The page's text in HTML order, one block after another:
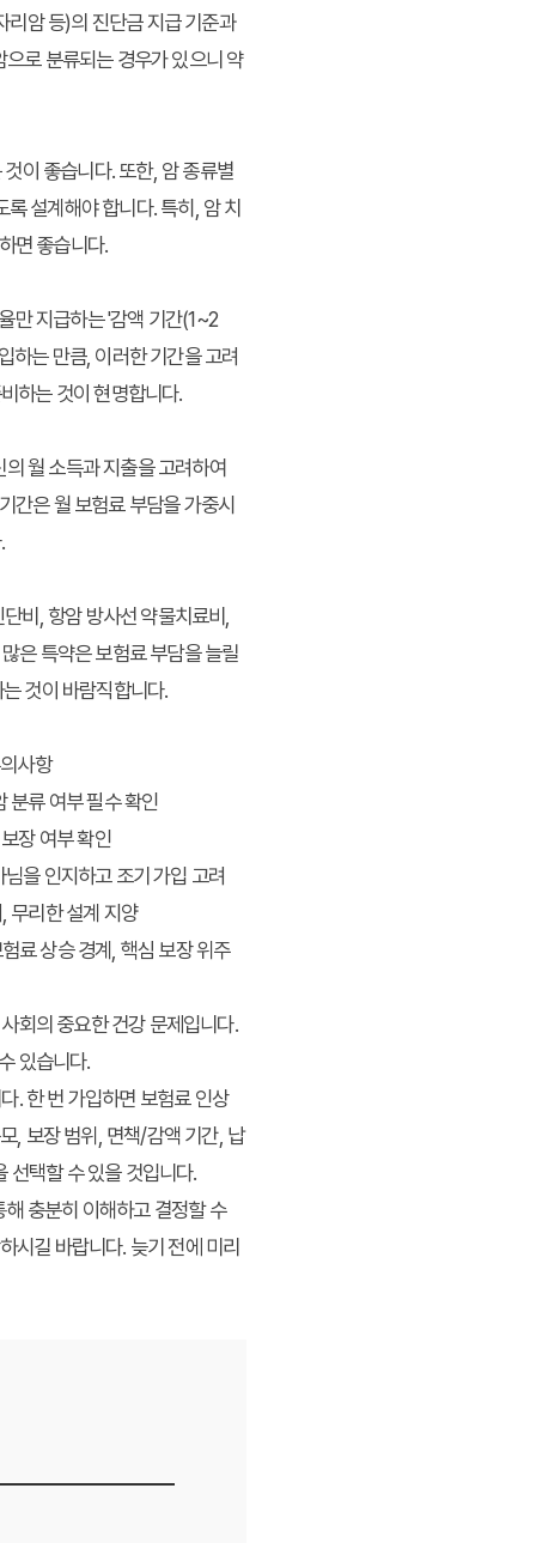
리암 등)의 진단금 지급 기준과
로 분류되는 경우가 있으니 약
이 좋습니다. 또한, 암 종류별
설계해야 합니다. 특히, 암 치
면 좋습니다.
만 지급하는 '감액 기간(1~2
하는 만큼, 이러한 기간을 고려
하는 것이 현명합니다.
월 소득과 지출을 고려하여
간은 월 보험료 부담을 가중시
비, 항암 방사선 약물치료비,
은 특약은 보험료 부담을 늘릴
것이 바람직합니다.
사항
분류 여부 필수 확인
장 여부 확인
을 인지하고 조기 가입 고려
무리한 설계 지양
료 상승 경계, 핵심 보장 위주
회의 중요한 건강 문제입니다.
있습니다.
. 한 번 가입하면 보험료 인상
, 보장 범위, 면책/감액 기간, 납
선택할 수 있을 것입니다.
충분히 이해하고 결정할 수
시길 바랍니다. 늦기 전에 미리